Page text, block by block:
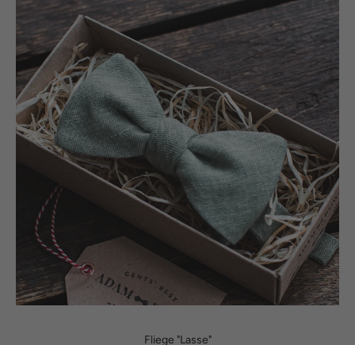
Fliege "Lasse"